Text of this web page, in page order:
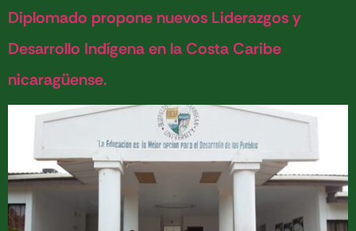
Diplomado propone nuevos Liderazgos y
Desarrollo Indígena en la Costa Caribe
nicaragüense.